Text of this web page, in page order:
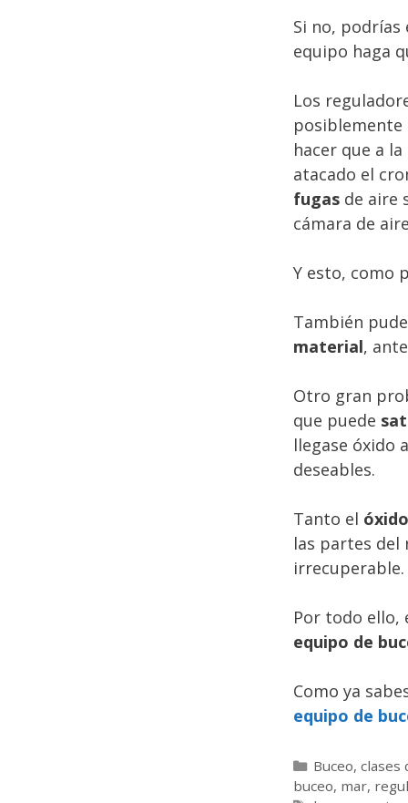
Si no,
equipo haga
Los
posiblemente
hacer que a
atacado el
fugas de aire
cámara de
Y esto, como
También
material,
Otro gran
que puede
llegase óxido
deseables.
Tanto el
las partes del
irrecuperable.
Por todo ello,
equipo de
Como ya
equipo de
C
a
Buceo,clases
buceo, mar,